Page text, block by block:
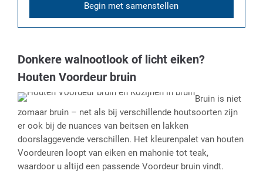
Begin met samenstellen
Donkere walnootlook of licht eiken?
Houten Voordeur bruin
Bruin is niet
zomaar bruin – net als bij verschillende houtsoorten zijn
er ook bij de nuances van beitsen en lakken
doorslaggevende verschillen. Het kleurenpalet van houten
Voordeuren loopt van eiken en mahonie tot teak,
waardoor u altijd een passende Voordeur bruin vindt.